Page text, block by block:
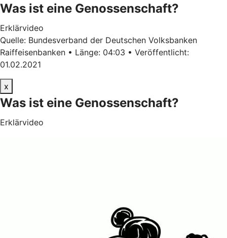
Was ist eine Genossenschaft?
Erklärvideo
Quelle: Bundesverband der Deutschen Volksbanken
Raiffeisenbanken • Länge: 04:03 • Veröffentlicht:
01.02.2021
x
Was ist eine Genossenschaft?
Erklärvideo